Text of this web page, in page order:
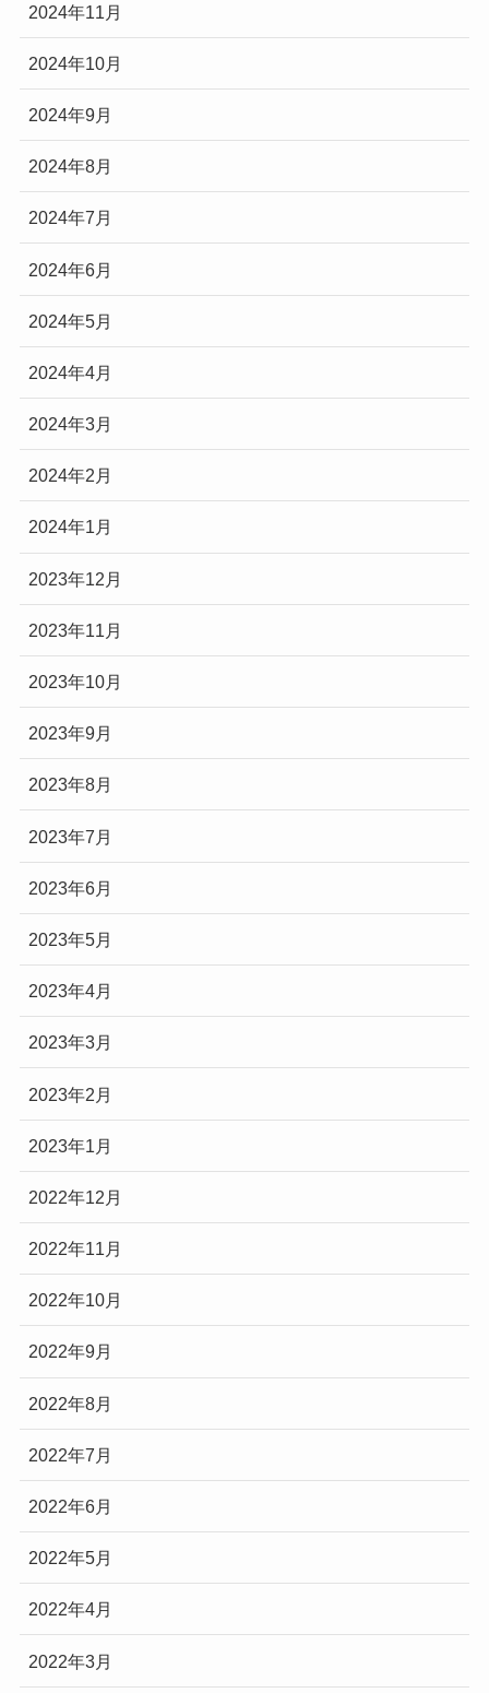
2024年11月
2024年10月
2024年9月
2024年8月
2024年7月
2024年6月
2024年5月
2024年4月
2024年3月
2024年2月
2024年1月
2023年12月
2023年11月
2023年10月
2023年9月
2023年8月
2023年7月
2023年6月
2023年5月
2023年4月
2023年3月
2023年2月
2023年1月
2022年12月
2022年11月
2022年10月
2022年9月
2022年8月
2022年7月
2022年6月
2022年5月
2022年4月
2022年3月